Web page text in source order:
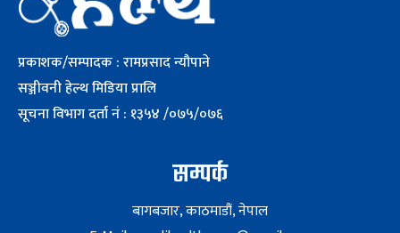
प्रकाशक/सम्पादक : रामप्रसाद न्यौपाने
सञ्जीवनी हेल्थ मिडिया प्रालि
सूचना विभाग दर्ता नं : १३५४ /०७५/०७६
सम्पर्क
बागबजार, काठमाडौं, नेपाल